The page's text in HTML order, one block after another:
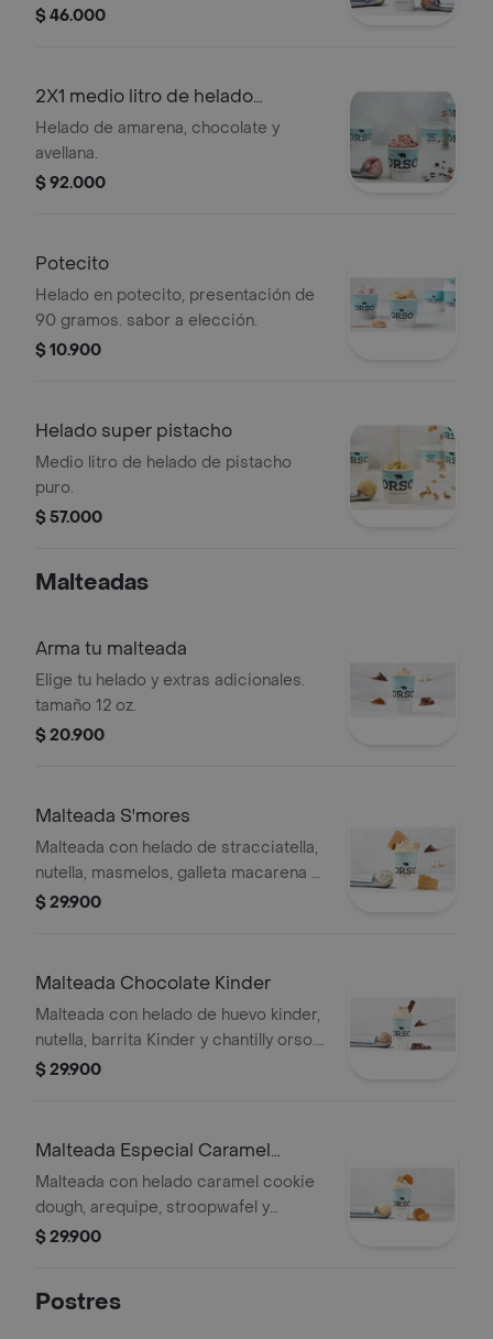
hasta 2 sabores.
$ 46.000
2X1 medio litro de helado
crocante
Helado de amarena, chocolate y
avellana.
$ 92.000
Potecito
Helado en potecito, presentación de
90 gramos. sabor a elección.
$ 10.900
Helado super pistacho
Medio litro de helado de pistacho
puro.
$ 57.000
Malteadas
Arma tu malteada
Elige tu helado y extras adicionales.
tamaño 12 oz.
$ 20.900
Malteada S'mores
Malteada con helado de stracciatella,
nutella, masmelos, galleta macarena y
chantilly orso. Tamaño 12 oz.
$ 29.900
Malteada Chocolate Kinder
Malteada con helado de huevo kinder,
nutella, barrita Kinder y chantilly orso.
Tamaño 12 oz.
$ 29.900
Malteada Especial Caramel
Cookie Dough
Malteada con helado caramel cookie
dough, arequipe, stroopwafel y
chantilly orso. Tamaño 12 oz.
$ 29.900
Postres